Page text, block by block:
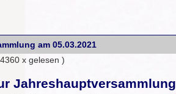
am 05.03.2021
x gelesen )
Jahreshauptversammlung